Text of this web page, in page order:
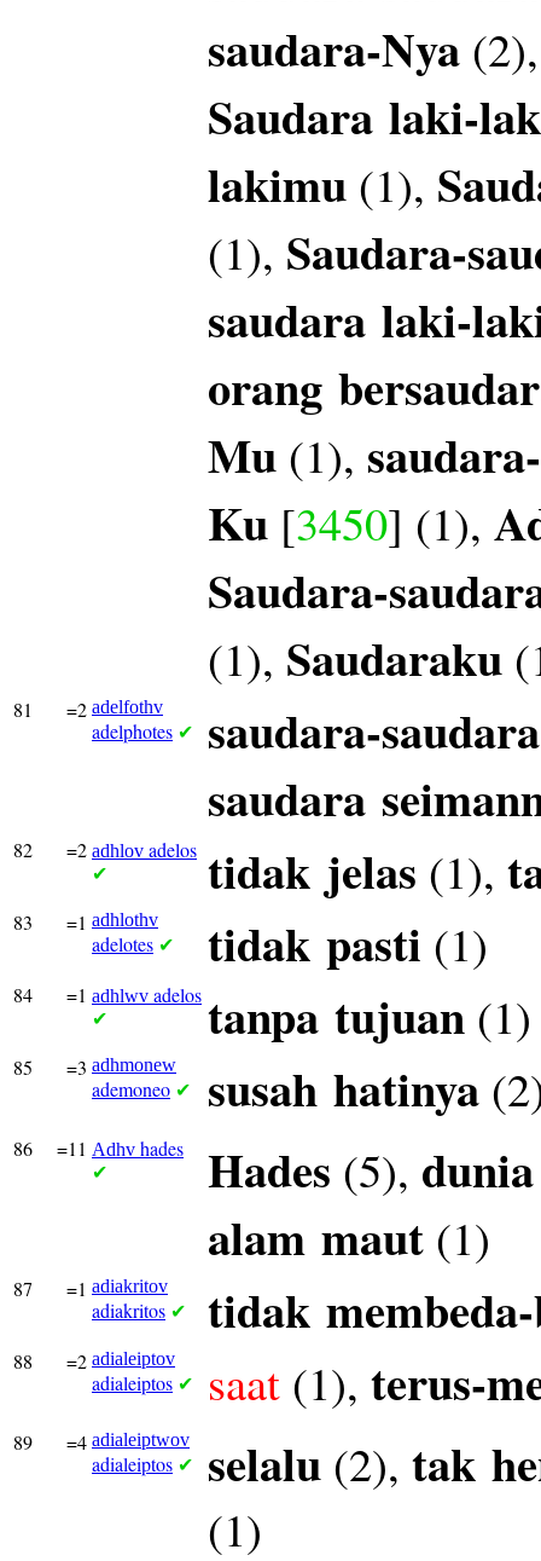
saudara-Nya
Saudara laki-
lakimu (1),
(1), Saudara-
saudara laki-
orang
Mu (1),
Ku [3450] (1),
Saudara-
(1), Saudaraku
81 =2 adelfothv
adelphotes ✔
saudara-saudara
saudara
82 =2 adhlov adelos
✔ tidak jelas (1),
83 =1 adhlothv
adelotes ✔ tidak pasti (1)
84 =1 adhlwv adelos
✔ tanpa tujuan (1)
85 =3 adhmonew
ademoneo ✔ susah hatinya
86 =11 Adhv hades
✔ Hades (5), dunia
alam maut (1)
87 =1 adiakritov
adiakritos ✔ tidak
88 =2 adialeiptov
adialeiptos ✔ saat (1), terus-
89 =4 adialeiptwov
adialeiptos ✔ selalu (2), tak
(1)